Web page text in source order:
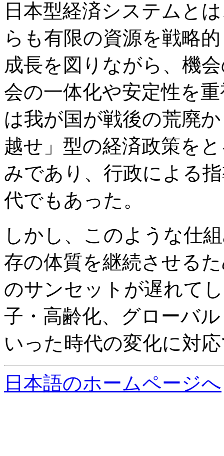
日本型経済システムと
らも有限の資源を戦略
成長を図りながら、機
会の一体化や安定性を
は我が国が戦後の荒廃
越せ」型の経済政策を
みであり、行政による
代でもあった。
しかし、このような仕
存の体質を継続させる
のサンセットが遅れて
子・高齢化、グローバ
いった時代の変化に対
日本語のホームページへ